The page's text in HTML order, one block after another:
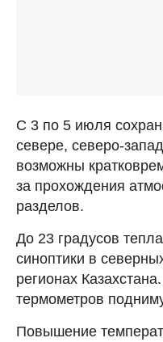
С 3 по 5 июля
севере, северо-
возможны
за прохождения
разделов.
До 23 градусов
синоптики в
регионах
термометров
Повышение